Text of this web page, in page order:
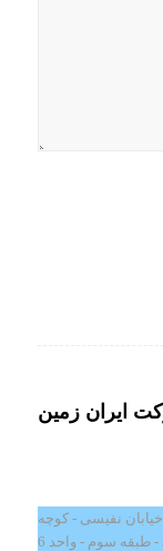
ایران زمین
نفیسی - کوچه